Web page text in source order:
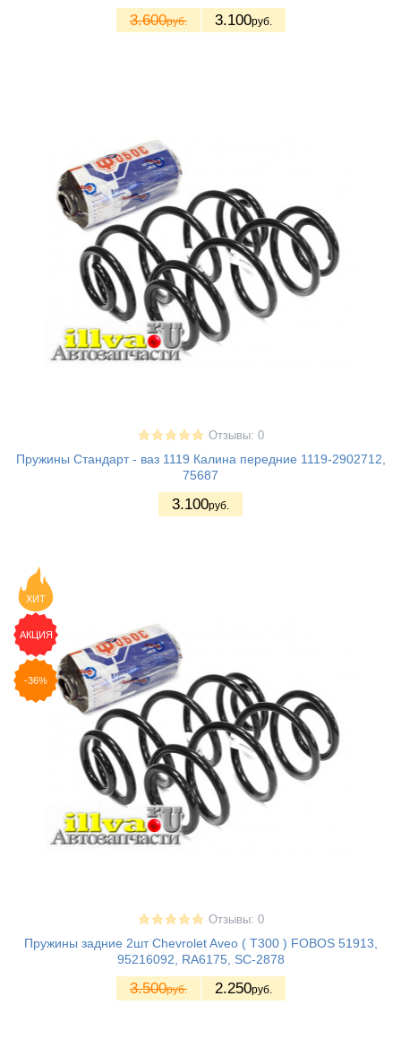
3.600руб. 3.100руб.
Отзывы: 0
Пружины Стандарт - ваз 1119 Калина передние 1119-2902712,
75687
3.100руб.
ХИТ
АКЦИЯ
-36%
Отзывы: 0
Пружины задние 2шт Chevrolet Aveo ( Т300 ) FOBOS 51913,
95216092, RA6175, SC-2878
3.500руб. 2.250руб.